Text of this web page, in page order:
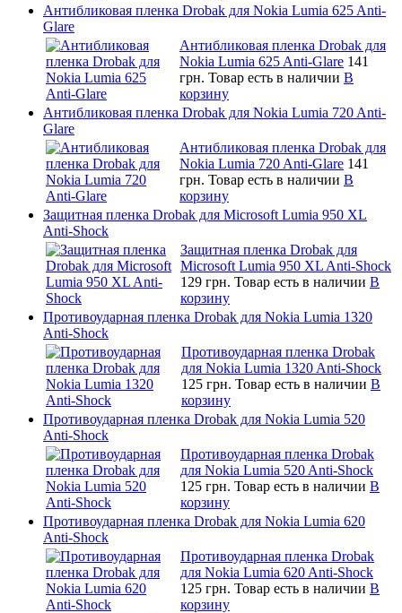
Антибликовая пленка Drobak для Nokia Lumia 625 Anti-
Glare
Антибликовая пленка Drobak для
Nokia Lumia 625 Anti-Glare 141
грн. Товар есть в наличии В
корзину
Антибликовая пленка Drobak для Nokia Lumia 720 Anti-
Glare
Антибликовая пленка Drobak для
Nokia Lumia 720 Anti-Glare 141
грн. Товар есть в наличии В
корзину
Защитная пленка Drobak для Microsoft Lumia 950 XL
Anti-Shock
Защитная пленка Drobak для
Microsoft Lumia 950 XL Anti-Shock
129 грн. Товар есть в наличии В
корзину
Противоударная пленка Drobak для Nokia Lumia 1320
Anti-Shock
Противоударная пленка Drobak
для Nokia Lumia 1320 Anti-Shock
125 грн. Товар есть в наличии В
корзину
Противоударная пленка Drobak для Nokia Lumia 520
Anti-Shock
Противоударная пленка Drobak
для Nokia Lumia 520 Anti-Shock
125 грн. Товар есть в наличии В
корзину
Противоударная пленка Drobak для Nokia Lumia 620
Anti-Shock
Противоударная пленка Drobak
для Nokia Lumia 620 Anti-Shock
125 грн. Товар есть в наличии В
корзину